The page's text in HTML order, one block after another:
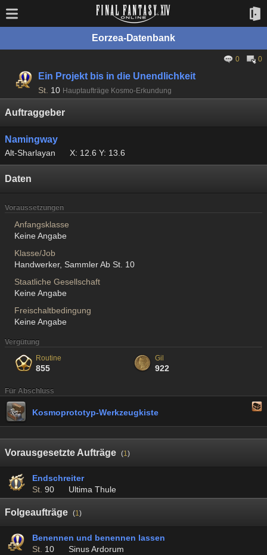
Eorzea-Datenbank
0 0
Ein Projekt bis in die Unendlichkeit
St. 10 Hauptaufträge Kosmo-Erkundung
Auftraggeber
Namingway
Alt-Sharlayan X: 12.6 Y: 13.6
Daten
Voraussetzungen
Anfangsklasse
Keine Angabe
Klasse/Job
Handwerker, Sammler Ab St. 10
Staatliche Gesellschaft
Keine Angabe
Freischaltbedingung
Keine Angabe
Vergütung
Routine
855
Gil
922
Für Abschluss
Kosmoprototyp-Werkzeugkiste
Vorausgesetzte Aufträge (1)
Endschreiter
St. 90 Ultima Thule
Folgeaufträge (1)
Benennen und benennen lassen
St. 10 Sinus Ardorum